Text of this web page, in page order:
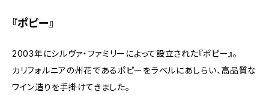
『ポピー』
2003年にシルヴァ・ファミリーによって設立された『ポピー』。
カリフォルニアの州花であるポピーをラベルにあしらい、高品質な
ワイン造りを手掛けてきました。